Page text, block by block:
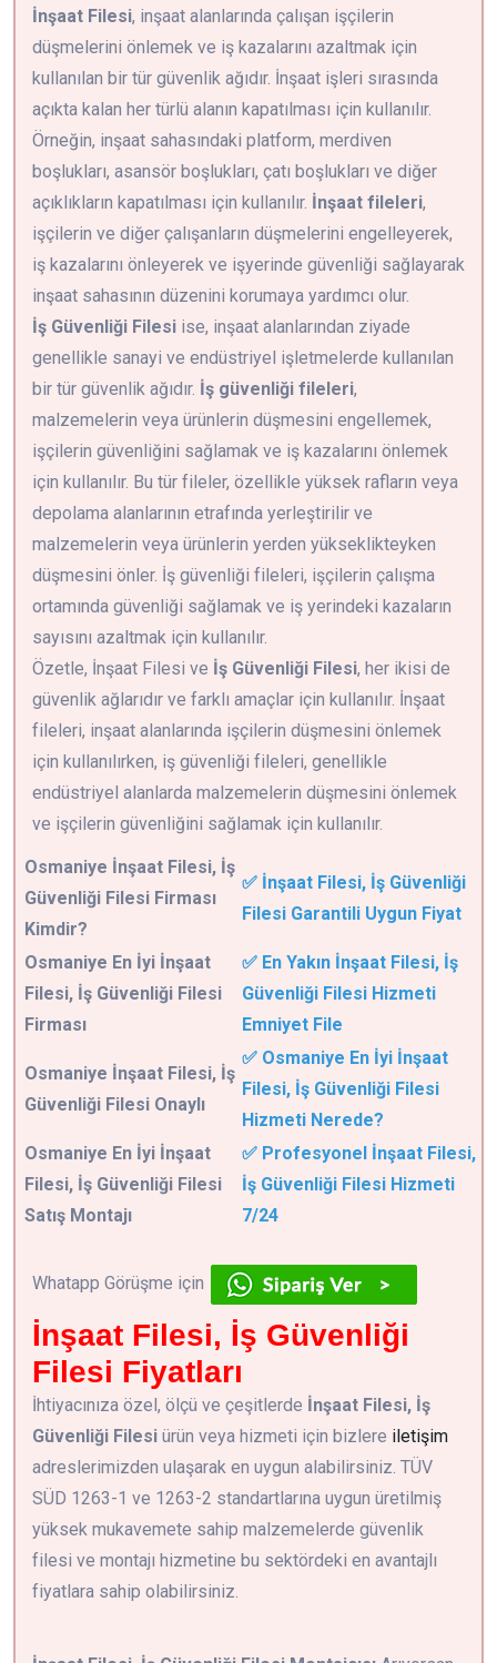
İnşaat Filesi, inşaat alanlarında çalışan işçilerin
düşmelerini önlemek ve iş kazalarını azaltmak için
kullanılan bir tür güvenlik ağıdır. İnşaat işleri sırasında
açıkta kalan her türlü alanın kapatılması için kullanılır.
Örneğin, inşaat sahasındaki platform, merdiven
boşlukları, asansör boşlukları, çatı boşlukları ve diğer
açıklıkların kapatılması için kullanılır. İnşaat fileleri,
işçilerin ve diğer çalışanların düşmelerini engelleyerek,
iş kazalarını önleyerek ve işyerinde güvenliği sağlayarak
inşaat sahasının düzenini korumaya yardımcı olur.
İş Güvenliği Filesi ise, inşaat alanlarından ziyade
genellikle sanayi ve endüstriyel işletmelerde kullanılan
bir tür güvenlik ağıdır. İş güvenliği fileleri,
malzemelerin veya ürünlerin düşmesini engellemek,
işçilerin güvenliğini sağlamak ve iş kazalarını önlemek
için kullanılır. Bu tür fileler, özellikle yüksek rafların veya
depolama alanlarının etrafında yerleştirilir ve
malzemelerin veya ürünlerin yerden yükseklikteyken
düşmesini önler. İş güvenliği fileleri, işçilerin çalışma
ortamında güvenliği sağlamak ve iş yerindeki kazaların
sayısını azaltmak için kullanılır.
Özetle, İnşaat Filesi ve İş Güvenliği Filesi, her ikisi de
güvenlik ağlarıdır ve farklı amaçlar için kullanılır. İnşaat
fileleri, inşaat alanlarında işçilerin düşmesini önlemek
için kullanılırken, iş güvenliği fileleri, genellikle
endüstriyel alanlarda malzemelerin düşmesini önlemek
ve işçilerin güvenliğini sağlamak için kullanılır.
Osmaniye İnşaat Filesi, İş
Güvenliği Filesi Firması
Kimdir?
✅ İnşaat Filesi, İş Güvenliği
Filesi Garantili Uygun Fiyat
Osmaniye En İyi İnşaat
Filesi, İş Güvenliği Filesi
Firması
✅ En Yakın İnşaat Filesi, İş
Güvenliği Filesi Hizmeti
Emniyet File
Osmaniye İnşaat Filesi, İş
Güvenliği Filesi Onaylı
✅ Osmaniye En İyi İnşaat
Filesi, İş Güvenliği Filesi
Hizmeti Nerede?
Osmaniye En İyi İnşaat
Filesi, İş Güvenliği Filesi
Satış Montajı
✅ Profesyonel İnşaat Filesi,
İş Güvenliği Filesi Hizmeti
7/24
Whatapp Görüşme için
İnşaat Filesi, İş Güvenliği
Filesi Fiyatları
İhtiyacınıza özel, ölçü ve çeşitlerde İnşaat Filesi, İş
Güvenliği Filesi ürün veya hizmeti için bizlere iletişim
adreslerimizden ulaşarak en uygun alabilirsiniz. TÜV
SÜD 1263-1 ve 1263-2 standartlarına uygun üretilmiş
yüksek mukavemete sahip malzemelerde güvenlik
filesi ve montajı hizmetine bu sektördeki en avantajlı
fiyatlara sahip olabilirsiniz.